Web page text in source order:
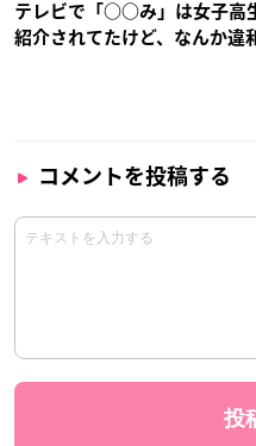
テレビで「○○み」は女子高
紹介されてたけど、なんか違
コメントを投稿する